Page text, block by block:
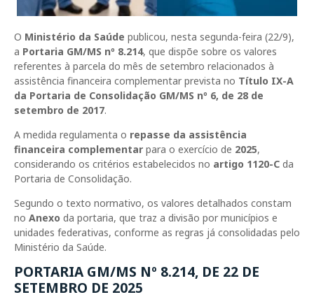
O Ministério da Saúde publicou, nesta segunda-feira (22/9),
a Portaria GM/MS nº 8.214, que dispõe sobre os valores
referentes à parcela do mês de setembro relacionados à
assistência financeira complementar prevista no Título IX-A
da Portaria de Consolidação GM/MS nº 6, de 28 de
setembro de 2017.
A medida regulamenta o repasse da assistência
financeira complementar para o exercício de 2025,
considerando os critérios estabelecidos no artigo 1120-C da
Portaria de Consolidação.
Segundo o texto normativo, os valores detalhados constam
no Anexo da portaria, que traz a divisão por municípios e
unidades federativas, conforme as regras já consolidadas pelo
Ministério da Saúde.
PORTARIA GM/MS Nº 8.214, DE 22 DE
SETEMBRO DE 2025